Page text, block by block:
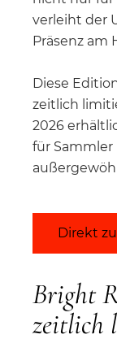
Bright
zeitlich
verleiht der
Präsenz am
Diese
zeitlich
2026
für
Direkt